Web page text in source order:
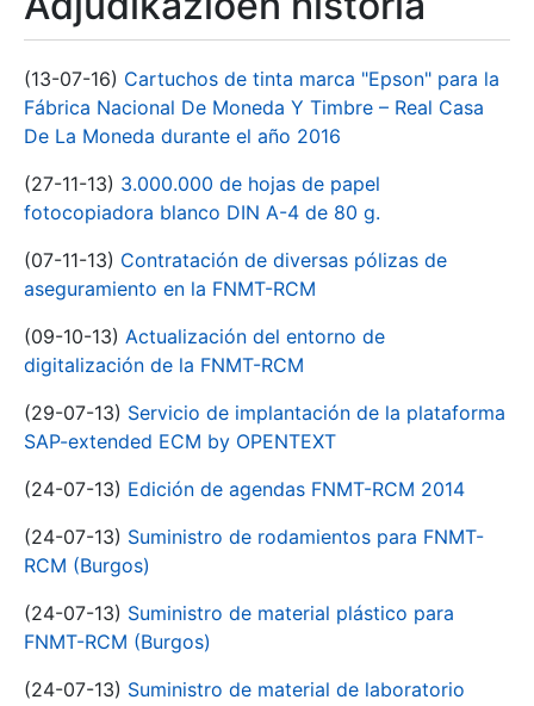
(13-07-16) Cartuchos de tinta marca "Epson" para la
Fábrica Nacional De Moneda Y Timbre – Real Casa
De La Moneda durante el año 2016
(27-11-13) 3.000.000 de hojas de papel
fotocopiadora blanco DIN A-4 de 80 g.
(07-11-13) Contratación de diversas pólizas de
aseguramiento en la FNMT-RCM
(09-10-13) Actualización del entorno de
digitalización de la FNMT-RCM
(29-07-13) Servicio de implantación de la plataforma
SAP-extended ECM by OPENTEXT
(24-07-13) Edición de agendas FNMT-RCM 2014
(24-07-13) Suministro de rodamientos para FNMT-
RCM (Burgos)
(24-07-13) Suministro de material plástico para
FNMT-RCM (Burgos)
(24-07-13) Suministro de material de laboratorio